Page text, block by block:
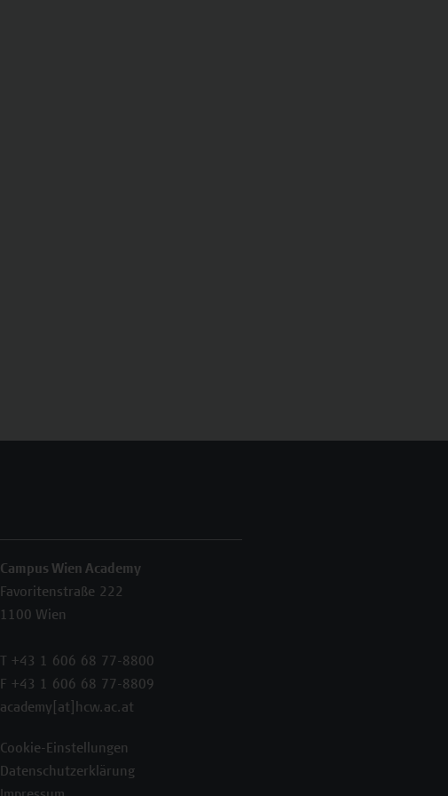
Campus Wien Academy
Favoritenstraße 222
1100 Wien
T +43 1 606 68 77-8800
F +43 1 606 68 77-8809
academy[at]hcw.ac.at
Cookie-Einstellungen
Datenschutzerklärung